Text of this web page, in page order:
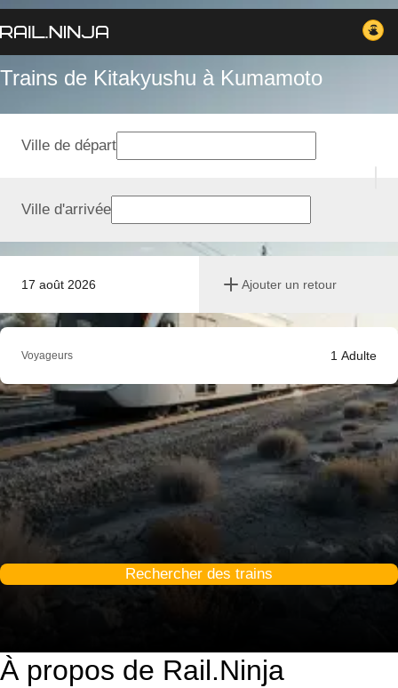
Trains de Kitakyushu à Kumamoto
17 août 2026 Ajouter un retour
Ville de départ
Ville d'arrivée
Voyageurs 1 Adulte
Rechercher des trains
À propos de Rail.Ninja